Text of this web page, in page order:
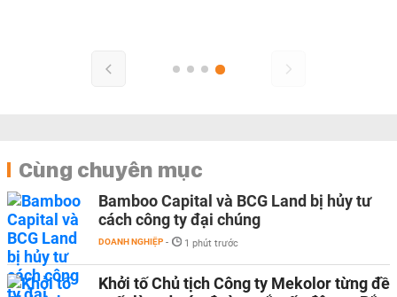
Cùng chuyên mục
Bamboo Capital và BCG Land bị hủy tư
cách công ty đại chúng
DOANH NGHIỆP - 1 phút trước
Khởi tố Chủ tịch Công ty Mekolor từng đề